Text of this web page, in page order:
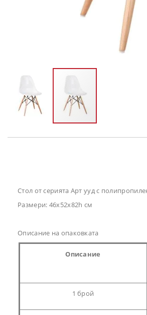
към
снимки
Стол от серията Арт ууд с
Размери: 46x52x82h см
Описание на опаковката
Описание
1 брой